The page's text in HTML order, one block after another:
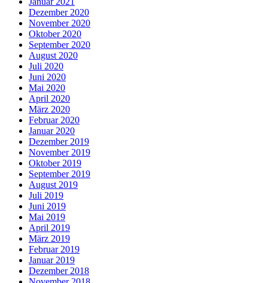
Dezember 2020
November 2020
Oktober 2020
September 2020
August 2020
Juli 2020
Juni 2020
Mai 2020
April 2020
März 2020
Februar 2020
Januar 2020
Dezember 2019
November 2019
Oktober 2019
September 2019
August 2019
Juli 2019
Juni 2019
Mai 2019
April 2019
März 2019
Februar 2019
Januar 2019
Dezember 2018